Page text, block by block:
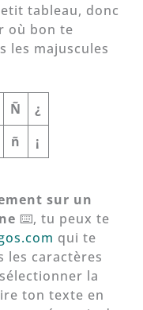
tableau, donc
où bon te
les majuscules
Ñ
¿
ñ ¡
sur un
⌨️, tu peux te
qui te
les caractères
la
ton texte en